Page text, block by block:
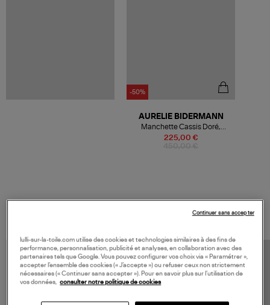
-50%
225,00 €
AURELIE BIDERMANN
Manchette Cassis Doré,
Exclusivité Lulli
VOS DERNIERS PRODUITS VUS
lulli-sur-la-toile.com utilise des cookies et technologies similaires à des fins de
performance, personnalisation, publicité et analyses, en collaboration avec des
partenaires tels que Google. Vous pouvez configurer vos choix via « Paramétrer »,
accepter l’ensemble des cookies (« J’accepte ») ou refuser ceux non strictement
nécessaires (« Continuer sans accepter »). Pour en savoir plus sur l’utilisation de
vos données,
consulter notre politique de cookies
Continuer sans accepter